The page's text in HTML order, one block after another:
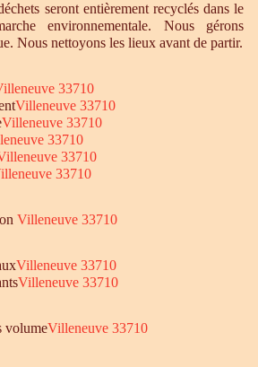
seront entièrement recyclés dans le
environnementale. Nous gérons
Nous nettoyons les lieux avant de partir.
33710
Villeneuve 33710
Villeneuve 33710
33710
33710
33710
Villeneuve 33710
Villeneuve 33710
Villeneuve 33710
volumeVilleneuve 33710